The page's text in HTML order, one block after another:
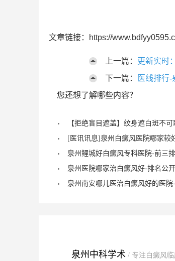
文章链接：https://
上一篇：
更新实时
下一篇：
医线排行-
您还想了解哪些内容？
泉州中科学术 / 专注白癜风